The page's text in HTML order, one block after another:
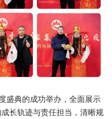
盛典的成功举办，全面展示
长轨迹与责任担当，清晰规